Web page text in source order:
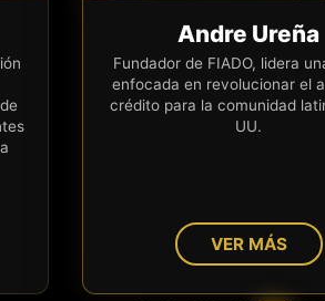
Andre Ureña
Fundador de FIADO, lidera
enfocada en revolucionar el
crédito para la comunidad
UU.
VER MÁS